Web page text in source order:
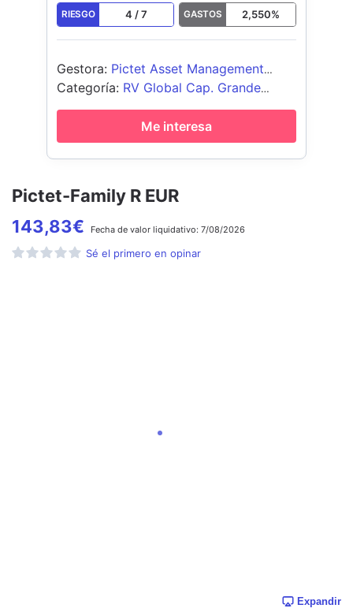
Pictet-Family R EUR
143,83€ Fecha de valor liquidativo: 7/08/2026
Sé el primero en opinar
Expandir
RIESGO 4 /7 GASTOS 2,550%
Gestora: Pictet Asset Management
(Europe) SA
Categoría: RV Global Cap. Grande
Growth
Me interesa